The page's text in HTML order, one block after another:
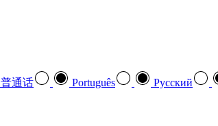
普通话 Português Pусский